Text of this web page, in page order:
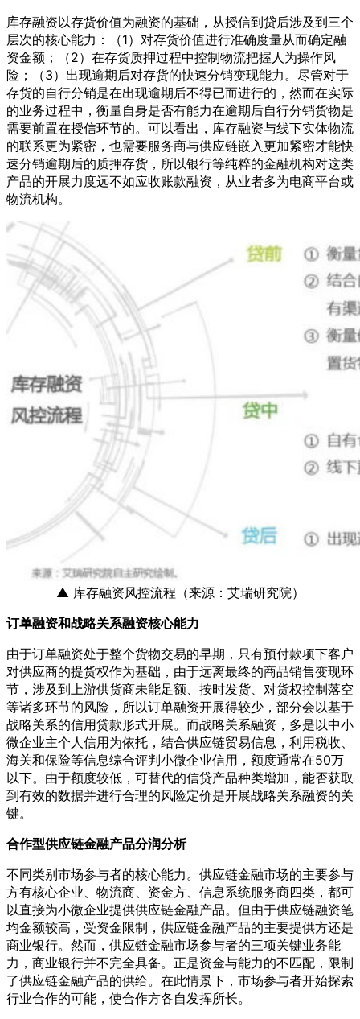
库存融资以存货价值为融资的基础，从授信到贷后涉及到三个
层次的核心能力：（1）对存货价值进行准确度量从而确定融
资金额；（2）在存货质押过程中控制物流把握人为操作风
险；（3）出现逾期后对存货的快速分销变现能力。尽管对于
存货的自行分销是在出现逾期后不得已而进行的，然而在实际
的业务过程中，衡量自身是否有能力在逾期后自行分销货物是
需要前置在授信环节的。可以看出，库存融资与线下实体物流
的联系更为紧密，也需要服务商与供应链嵌入更加紧密才能快
速分销逾期后的质押存货，所以银行等纯粹的金融机构对这类
产品的开展力度远不如应收账款融资，从业者多为电商平台或
物流机构。
▲ 库存融资风控流程（来源：艾瑞研究院）
订单融资和战略关系融资核心能力
由于订单融资处于整个货物交易的早期，只有预付款项下客户
对供应商的提货权作为基础，由于远离最终的商品销售变现环
节，涉及到上游供货商未能足额、按时发货、对货权控制落空
等诸多环节的风险，所以订单融资开展得较少，部分会以基于
战略关系的信用贷款形式开展。而战略关系融资，多是以中小
微企业主个人信用为依托，结合供应链贸易信息，利用税收、
海关和保险等信息综合评判小微企业信用，额度通常在50万
以下。由于额度较低，可替代的信贷产品种类增加，能否获取
到有效的数据并进行合理的风险定价是开展战略关系融资的关
键。
合作型供应链金融产品分润分析
不同类别市场参与者的核心能力。供应链金融市场的主要参与
方有核心企业、物流商、资金方、信息系统服务商四类，都可
以直接为小微企业提供供应链金融产品。但由于供应链融资笔
均金额较高，受资金限制，供应链金融产品的主要提供方还是
商业银行。然而，供应链金融市场参与者的三项关键业务能
力，商业银行并不完全具备。正是资金与能力的不匹配，限制
了供应链金融产品的供给。在此情景下，市场参与者开始探索
行业合作的可能，使合作方各自发挥所长。